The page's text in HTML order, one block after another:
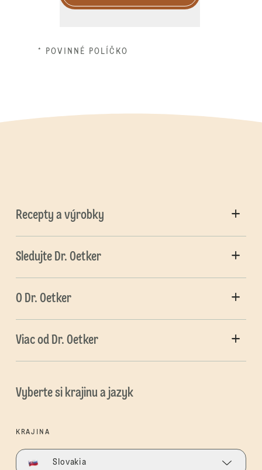
* POVINNÉ POLÍČKO
Recepty a výrobky
Sledujte Dr. Oetker
O Dr. Oetker
Viac od Dr. Oetker
Vyberte si krajinu a jazyk
KRAJINA
Slovakia